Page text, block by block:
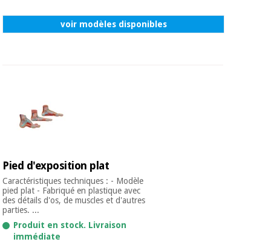
voir modèles disponibles
Pied d'exposition plat
Caractéristiques techniques : - Modèle
pied plat - Fabriqué en plastique avec
des détails d'os, de muscles et d'autres
parties. ...
Produit en stock. Livraison
immédiate